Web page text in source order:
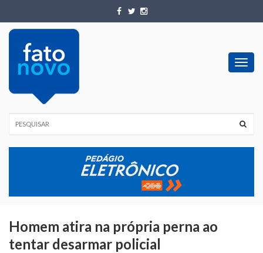
Homem atira na própria perna ao
tentar desarmar policial